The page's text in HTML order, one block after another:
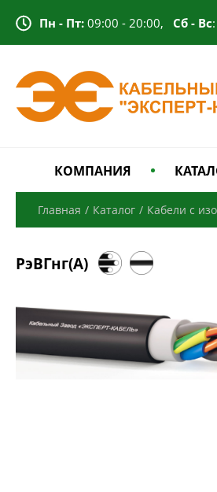
Пн - Пт: 09:00 - 20:00, Сб - Вс
КОМПАНИЯ
Главная / Каталог / Кабели с
РэВГнг(А)